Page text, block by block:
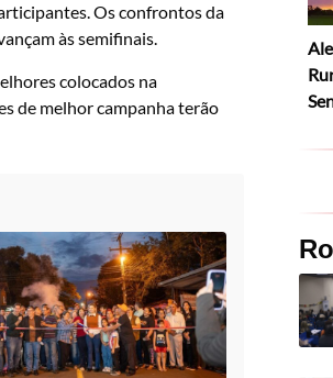
Os confrontos da
às semifinais.
colocados na
de melhor campanha terão